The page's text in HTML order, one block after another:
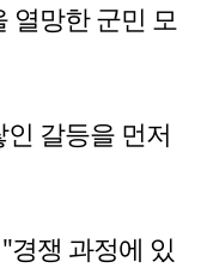
열망한 군민 모
갈등을 먼저
경쟁 과정에 있